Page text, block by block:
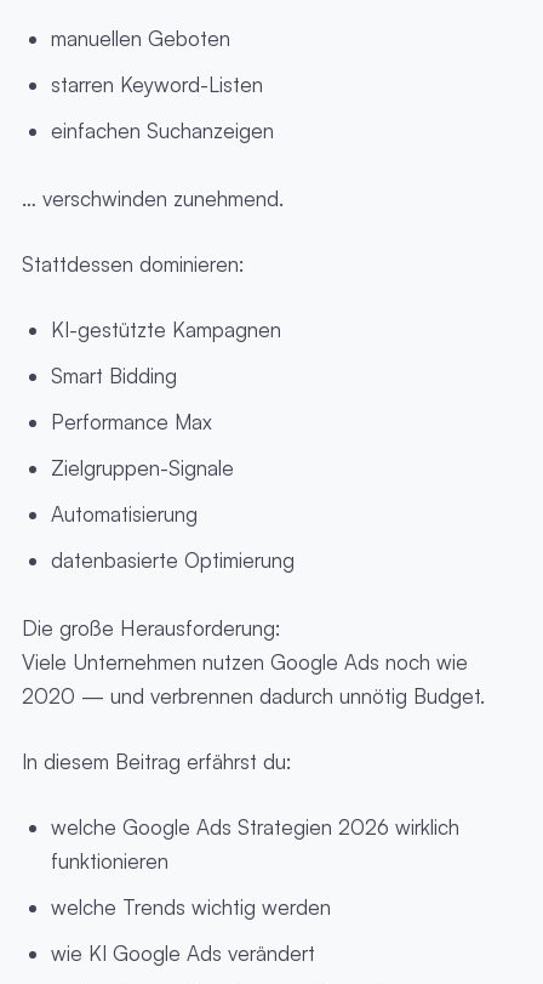
manuellen Geboten
starren Keyword-Listen
einfachen Suchanzeigen
… verschwinden zunehmend.
Stattdessen dominieren:
KI-gestützte Kampagnen
Smart Bidding
Performance Max
Zielgruppen-Signale
Automatisierung
datenbasierte Optimierung
Die große Herausforderung:
Viele Unternehmen nutzen Google Ads noch wie
2020 — und verbrennen dadurch unnötig Budget.
In diesem Beitrag erfährst du:
welche Google Ads Strategien 2026 wirklich
funktionieren
welche Trends wichtig werden
wie KI Google Ads verändert